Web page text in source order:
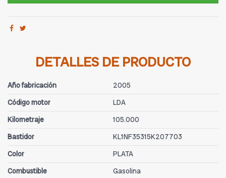
DETALLES DE PRODUCTO
Año fabricación
2005
Código motor
LDA
Kilometraje
105.000
Bastidor
KL1NF35315K207703
Color
PLATA
Combustible
Gasolina